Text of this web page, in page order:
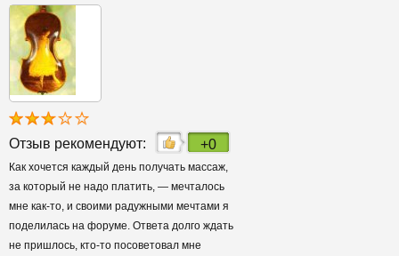
Отзыв рекомендуют: +0
Как хочется каждый день получать массаж,
за который не надо платить, — мечталось
мне как-то, и своими радужными мечтами я
поделилась на форуме. Ответа долго ждать
не пришлось, кто-то посоветовал мне